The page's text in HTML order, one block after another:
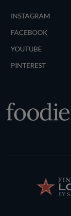
INSTAGRAM
FACEBOOK
YOUTUBE
PINTEREST